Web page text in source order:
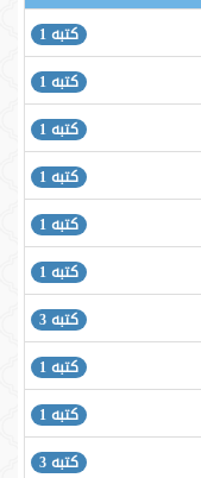
كتبه 1
كتبه 1
كتبه 1
كتبه 1
كتبه 1
كتبه 1
كتبه 3
كتبه 1
كتبه 1
كتبه 3